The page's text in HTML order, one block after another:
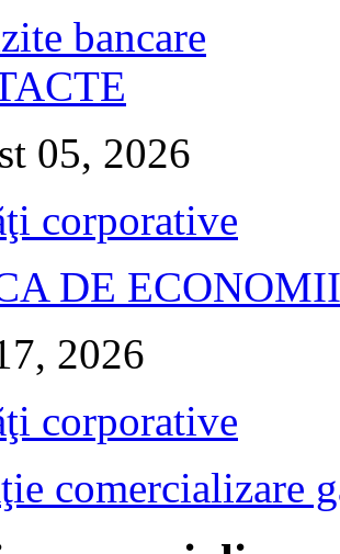
bancare
05, 2026
corporative
DE
2026
corporative
comercializare